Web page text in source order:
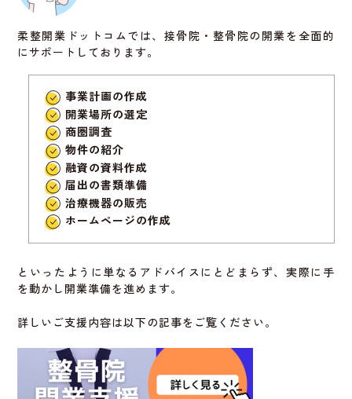
良い物件を選べば成功のチャンスが広
がる
前店舗の評判、立地条件、設備の状態などを見極めて物件
選びをすることで、集客にも有利に働きます。
信頼できる不動産会社や専門サイトを活用し、実際に現地
を確認することが成功の鍵となります。
柔整開業ドットコムでは、接骨院・整骨院の開業を全面的
にサポートしております。
事業計画の作成
開業場所の選定
商圏調査
物件の紹介
融資の資料作成
届出の書類準備
治療機器の販売
ホームページの作成
といったように単なるアドバイスにとどまらず、実際に手
を動かし開業準備を進めます。
詳しいご支援内容は以下の記事をご覧ください。